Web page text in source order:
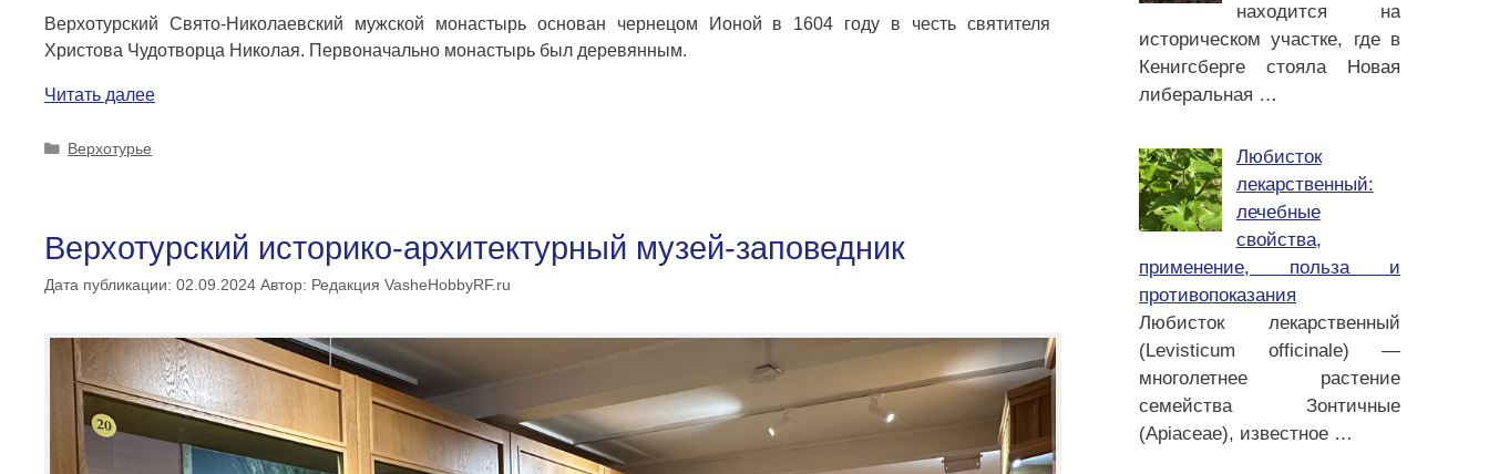
Верхотурский Свято-Николаевский мужской монастырь основан чернецом Ионой в 1604 году в честь святителя
Христова Чудотворца Николая. Первоначально монастырь был деревянным.
Читать далее
Рубрики
Верхотурье
Верхотурский историко-архитектурный музей-заповедник
Дата публикации: 02.09.2024 Автор: Редакция VasheHobbyRF.ru
находится на
историческом участке, где в
Кенигсберге стояла Новая
либеральная …
Любисток
лекарственный:
лечебные
свойства,
применение, польза и
противопоказания
Любисток лекарственный
(Levisticum officinale) —
многолетнее растение
семейства Зонтичные
(Apiaceae), известное …